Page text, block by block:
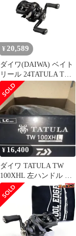
¥ 20,589
ダイワ(DAIWA) ベイト
リール 24TATULA TW
100HL 1
¥ 16,400
ダイワ TATULA TW
100XHL 左ハンドル 開
封済み未使用品